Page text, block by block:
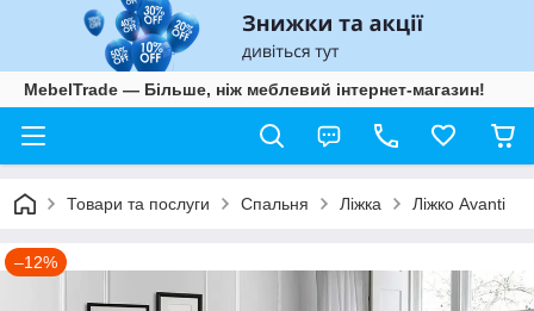
MebelTrade — Більше, ніж меблевий інтернет-магазин!
Товари та послуги Спальня Ліжка Ліжко Avanti
–12%